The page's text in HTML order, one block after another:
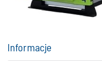
Informacje